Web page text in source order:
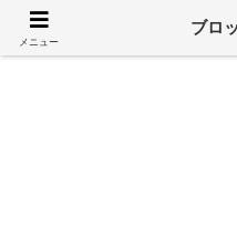
溢れるレゴ
メニュー
ブロ